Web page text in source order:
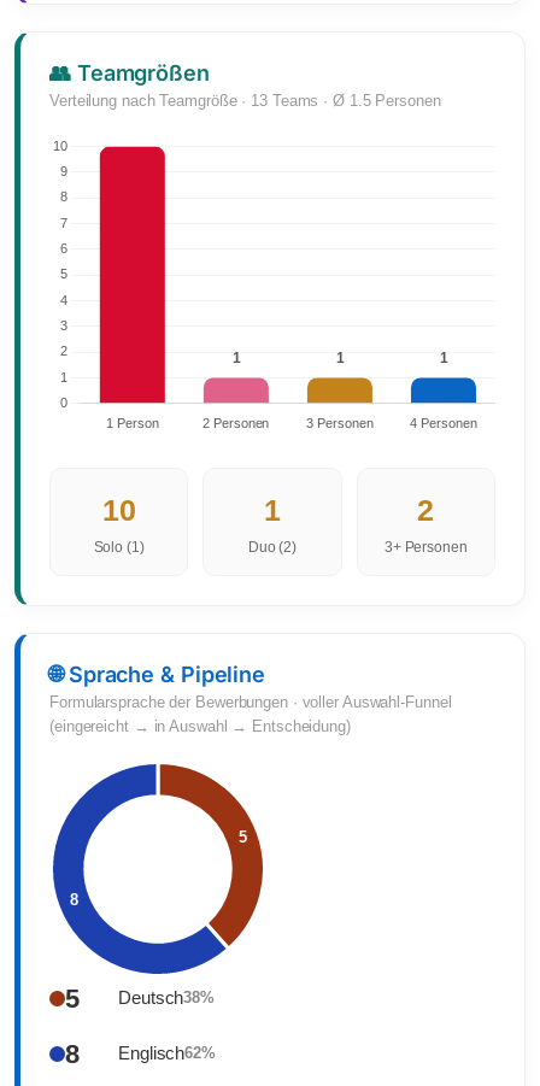
👥 Teamgrößen
Verteilung nach Teamgröße · 13 Teams · Ø 1.5 Personen
10
Solo (1)
1
Duo (2)
2
3+ Personen
🌐 Sprache & Pipeline
Formularsprache der Bewerbungen · voller Auswahl-Funnel
(eingereicht → in Auswahl → Entscheidung)
5 Deutsch38%
8 Englisch62%